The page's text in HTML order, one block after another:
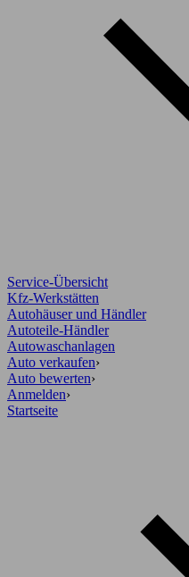
Service-Übersicht
Kfz-Werkstätten
Autohäuser und Händler
Autoteile-Händler
Autowaschanlagen
Auto verkaufen›
Auto bewerten›
Anmelden›
Startseite